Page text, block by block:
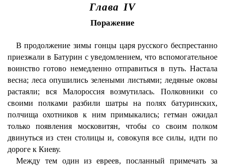
Глава IV
Поражение
В продолжение зимы гонцы царя русского беспрестанно
приезжали в Батурин с уведомлением, что вспомогательное
воинство готово немедленно отправиться в путь. Настала
весна; леса опушились зелеными листьями; ледяные оковы
растаяли; вся Малороссия возмутилась. Полковники со
своими полками разбили шатры на полях батуринских,
полчища охотников к ним примыкались; гетман ожидал
только появления московитян, чтобы со своим полком
двинуться из стен столицы и, совокупя все силы, идти по
дороге к Киеву.
Между тем один из евреев, посланный примечать за